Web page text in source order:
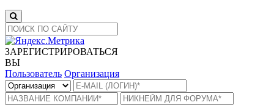
ЗАРЕГИСТРИРОВАТЬСЯ
ВЫ
Пользователь Организация